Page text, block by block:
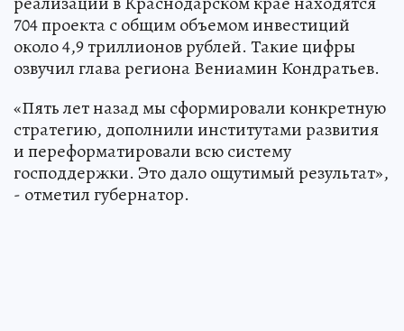
На данный момент в активной стадии
реализации в Краснодарском крае находятся
704 проекта с общим объемом инвестиций
около 4,9 триллионов рублей. Такие цифры
озвучил глава региона Вениамин Кондратьев.
«Пять лет назад мы сформировали конкретную
стратегию, дополнили институтами развития
и переформатировали всю систему
господдержки. Это дало ощутимый результат»,